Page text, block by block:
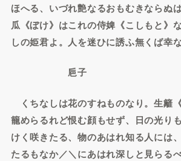
ほへる、いづれ艶なるおもむきならぬ
瓜《ぼけ》はこれの侍婢《こしもと》
しの姫君よ。人を迷ひに誘ふ無くば幸な
巵子
くちなしは花のすねものなり。生籬
籠めらるれど恨む顔もせず、日の光り
けく咲きたる、物のあはれ知る人には
たるもなか／＼にあはれ深しと見らる